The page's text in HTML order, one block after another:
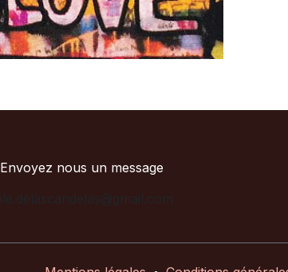
Envoyez nous un message